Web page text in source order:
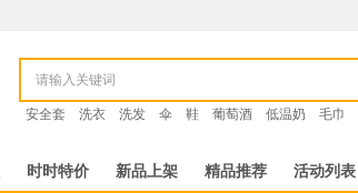
安全套 洗衣 洗发 伞 鞋 葡萄酒 低温奶 毛巾
时时特价 新品上架 精品推荐 活动列表